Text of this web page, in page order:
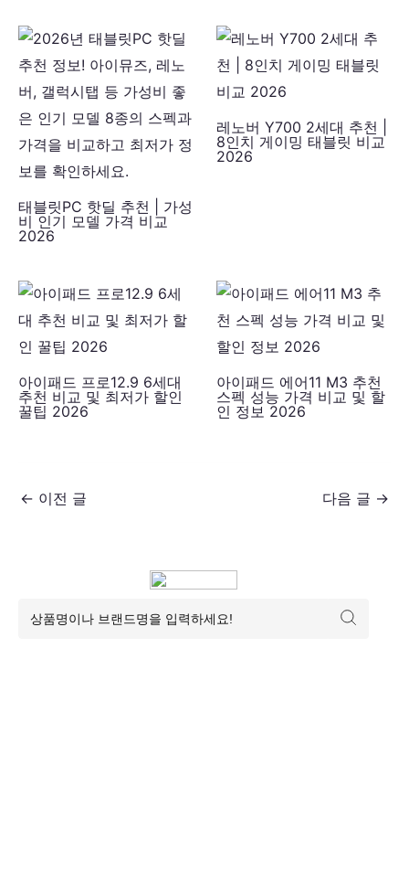
태블릿PC 핫딜 추천 | 가성
비 인기 모델 가격 비교
2026
레노버 Y700 2세대 추천 |
8인치 게이밍 태블릿 비교
2026
아이패드 프로12.9 6세대
추천 비교 및 최저가 할인
꿀팁 2026
아이패드 에어11 M3 추천
스펙 성능 가격 비교 및 할
인 정보 2026
← 이전 글 다음 글 →